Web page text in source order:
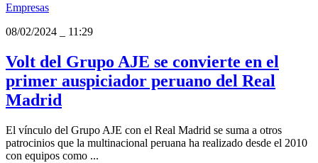
Empresas
08/02/2024
11:29
Volt del Grupo AJE se convierte en el
primer auspiciador peruano del Real
Madrid
El vínculo del Grupo AJE con el Real Madrid se suma a otros
patrocinios que la multinacional peruana ha realizado desde el 2010
con equipos como ...